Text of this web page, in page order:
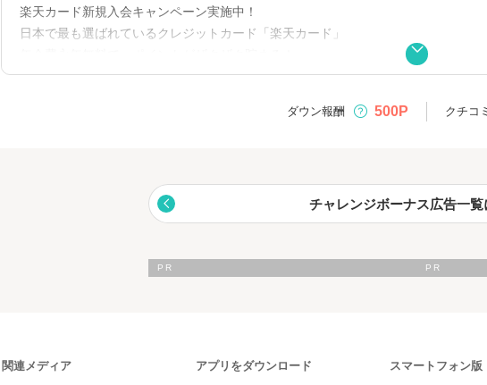
楽天カード新規入会キャンペーン実施中！
日本で最も選ばれているクレジットカード「楽天カード」
4.豊富なデザインから選べる
【申し込みはカンタン3ステップ】
STEP2：審査結果をメールでお知らせ
ダウン報酬 500P クチコ
チャレンジボーナス広告一覧
関連メディア アプリをダウンロード スマートフォン版